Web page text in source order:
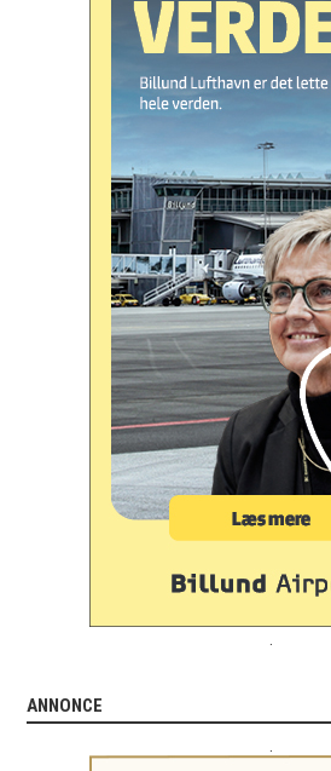
ANNONCE